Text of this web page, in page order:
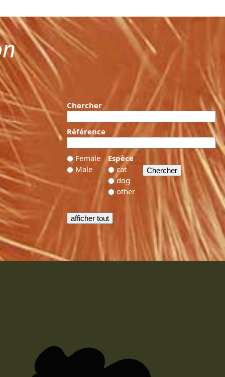
Chercher
Référence
Female
Male
Espèce
cat
dog
other